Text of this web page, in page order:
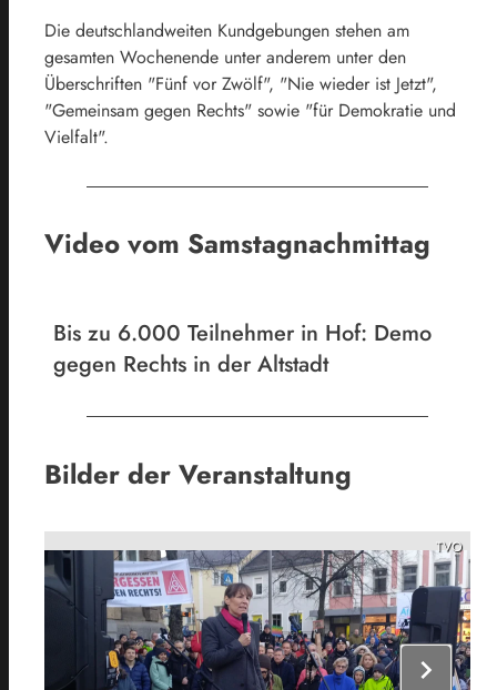
Die deutschlandweiten Kundgebungen stehen am
gesamten Wochenende unter anderem unter den
Überschriften "Fünf vor Zwölf", "Nie wieder ist Jetzt",
"Gemeinsam gegen Rechts" sowie "für Demokratie und
Vielfalt".
Video vom Samstagnachmittag
Bis zu 6.000 Teilnehmer in Hof: Demo
gegen Rechts in der Altstadt
Bilder der Veranstaltung
TVO
chevron_right